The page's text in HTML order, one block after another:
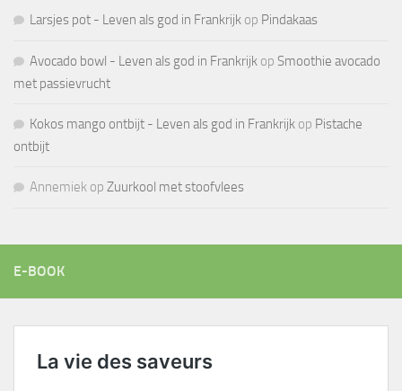
Larsjes pot - Leven als god in Frankrijk op Pindakaas
Avocado bowl - Leven als god in Frankrijk op Smoothie avocado
met passievrucht
Kokos mango ontbijt - Leven als god in Frankrijk op Pistache
ontbijt
Annemiek op Zuurkool met stoofvlees
E-BOOK